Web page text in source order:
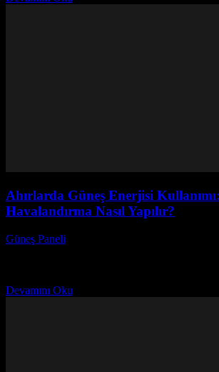
Ahırlarda Güneş Enerjisi
Havalandırma Nasıl Yapılır?
Güneş Paneli
Devamını Oku